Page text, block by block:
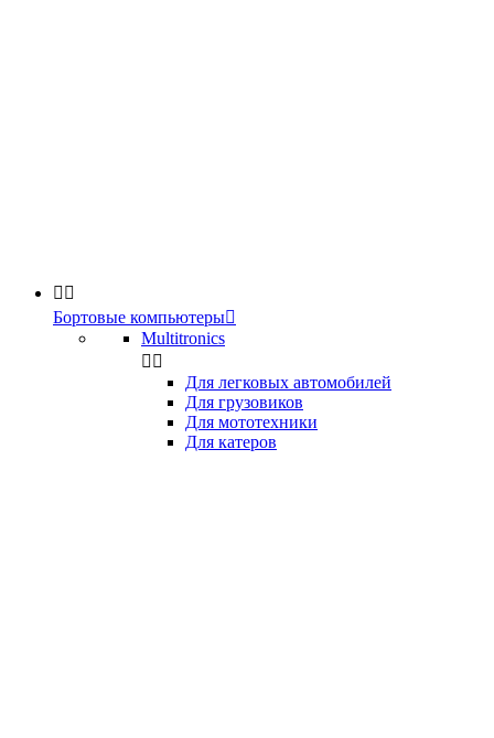
 
Бортовые компьютеры
Multitronics
 
Для легковых автомобилей
Для грузовиков
Для мототехники
Для катеров